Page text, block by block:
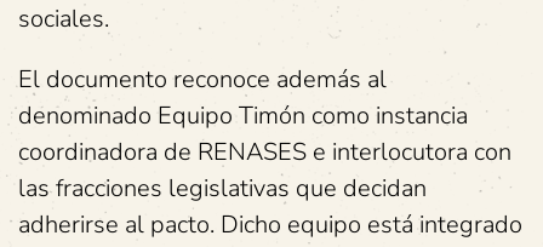
sociales.
El documento reconoce además al
denominado Equipo Timón como instancia
coordinadora de RENASES e interlocutora con
las fracciones legislativas que decidan
adherirse al pacto. Dicho equipo está integrado